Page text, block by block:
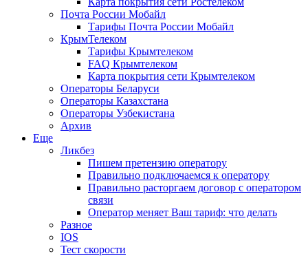
Почта России Мобайл
Тарифы Почта России Мобайл
КрымТелеком
Тарифы Крымтелеком
FAQ Крымтелеком
Карта покрытия сети Крымтелеком
Операторы Беларуси
Операторы Казахстана
Операторы Узбекистана
Архив
Еще
Ликбез
Пишем претензию оператору
Правильно подключаемся к оператору
Правильно расторгаем договор с оператором
связи
Оператор меняет Ваш тариф: что делать
Разное
IOS
Тест скорости